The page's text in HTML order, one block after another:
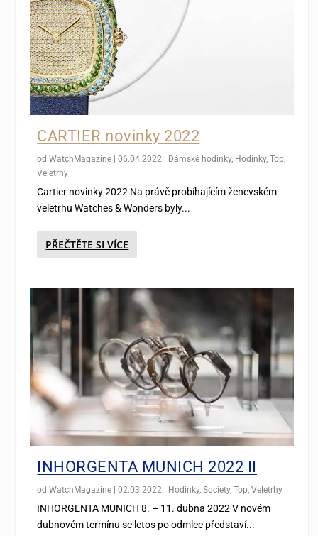
CARTIER novinky 2022
odWatchMagazine |06.04.2022 Dámské hodinky, Hodinky,Top,
Veletrhy
Cartier novinky 2022 Na právě probíhajícím ženevském
veletrhu Watches & Wonders byly...
PŘEČTĚTE SI VÍCE
INHORGENTA MUNICH 2022 II
odWatchMagazine |02.03.2022 Hodinky,Society,Top,Veletrhy
INHORGENTA MUNICH 8. – 11. dubna 2022 V novém
dubnovém termínu se letos po odmlce představí...